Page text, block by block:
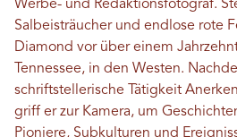
Werbe- und Redaktionsfotograf.
Salbeisträucher und endlose rote
Diamond vor über einem
Tennessee, in den Westen.
schriftstellerische Tätigkeit
griff er zur Kamera, um
Pioniere, Subkulturen und